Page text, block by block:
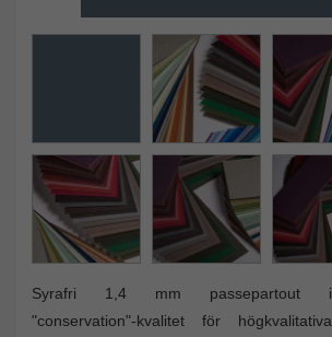
Syrafri 1,4 mm passepartout i
"conservation"-kvalitet för högkvalitativa